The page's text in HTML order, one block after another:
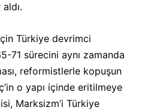
Türkiye devrimci
71 sürecini aynı zamanda
reformistlerle kopuşun
o yapı içinde eritilmeye
Marksizm’i Türkiye